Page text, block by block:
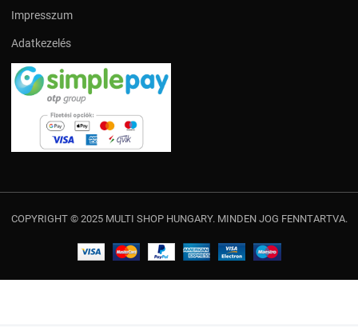
Impresszum
Adatkezelés
COPYRIGHT © 2025 MULTI SHOP HUNGARY. MINDEN JOG FENNTARTVA.